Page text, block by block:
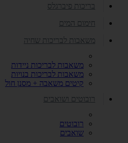
בריכות פיברגלס
חימום המים
משאבות לבריכות שחיה
משאבות לבריכות ניידות
משאבות לבריכות בנויות
קיטים משאבה + מסנן חול
רובוטים ושואבים
רובוטים
שואבים